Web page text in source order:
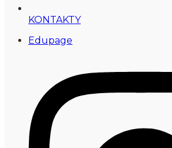
KONTAKTY
Edupage